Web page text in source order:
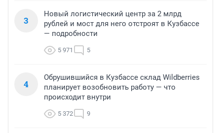
3
Новый логистический центр за 2 млрд
рублей и мост для него отстроят в Кузбассе
— подробности
5 971 5
4
Обрушившийся в Кузбассе склад Wildberries
планирует возобновить работу — что
происходит внутри
5 372 9